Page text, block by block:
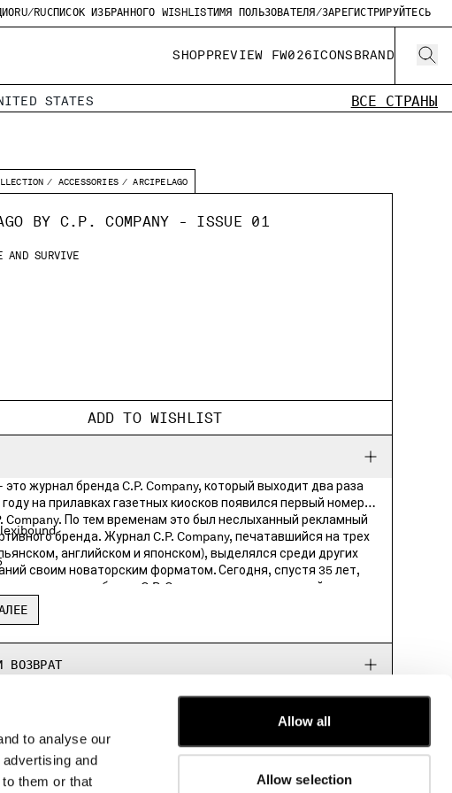
to analyse our
and
them or that
Allow all
Allow selection
RU/RUСПИСОК ИЗБРАННОГО WISHLISTИМЯ ПОЛЬЗОВАТЕЛЯ/ЗАРЕГИСТРИРУЙТЕСЬ
SHOPPREVIEW FW026ICONSBRAND
STATES ВСЕ СТРАНЫ
ACCESSORIES ARCIPELAGO
ADD TO WISHLIST
журнал бренда C.P. Company, который выходит два раза
Company. По тем временам это был неслыханный рекламный
бренда. Журнал C.P. Company, печатавшийся на трех
английском и японском), выделялся среди других
новаторским форматом. Сегодня, спустя 35 лет,
тем же духом бренд C.P. Company выпускает новый журнал
который представляет собой путешествие по запутанному
интерес нашего общества к исключительным
“Where the birds fly”, “Mutate and survive” и “The river arrow”.
из них или соберите коллекцию из всех трех!
300 mm
only
ВОЗВРАТ
CUSTOMER CARE